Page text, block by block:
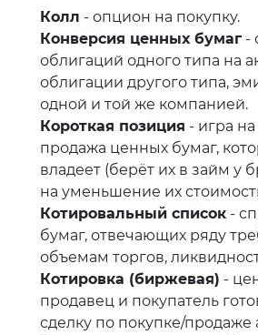
Колл - опцион на покупку.
Конверсия ценных бумаг -
облигаций одного типа на
облигации другого типа,
одной и той же компанией.
Короткая позиция - игра
продажа ценных бумаг,
владеет (берёт их в займ у
на уменьшение их
Котировальный список -
бумаг, отвечающих ряду
объемам торгов,
Котировка (биржевая) -
продавец и покупатель
сделку по покупке/продаже